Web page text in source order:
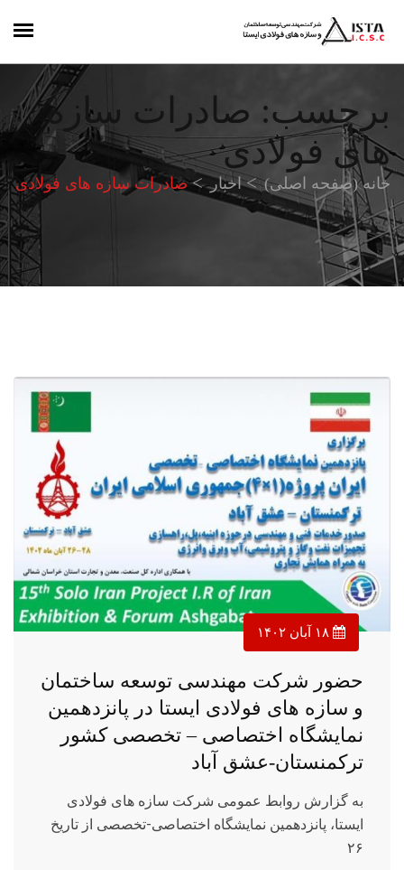
برچسب: صادرات سازه
های فولادی
خانه (صفحه اصلی) اخبار صادرات سازه های فولادی
حضور شرکت مهندسی توسعه ساختمان
و سازه های فولادی ایستا در پانزدهمین
نمایشگاه اختصاصی – تخصصی کشور
ترکمنستان-عشق آباد
به گزارش روابط عمومی شرکت سازه های فولادی
ایستا، پانزدهمین نمایشگاه اختصاصی-تخصصی از تاریخ
۲۶